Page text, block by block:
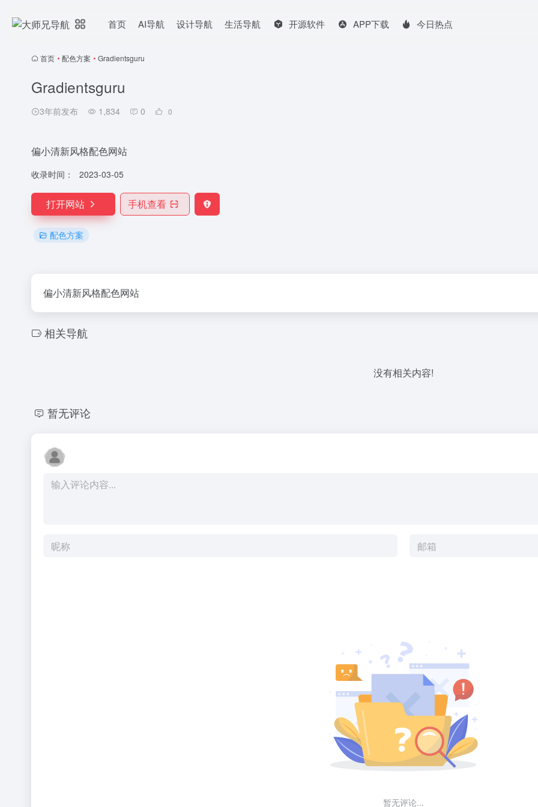
首页 AI导航 设计导航 生活导航 开源软件 APP下载 今日热点
首页 • 配色方案 • Gradientsguru
Gradientsguru
3年前发布 1,834 0 0
偏小清新风格配色网站
收录时间： 2023-03-05
打开网站 手机查看
配色方案
偏小清新风格配色网站
相关导航
没有相关内容!
暂无评论
暂无评论...